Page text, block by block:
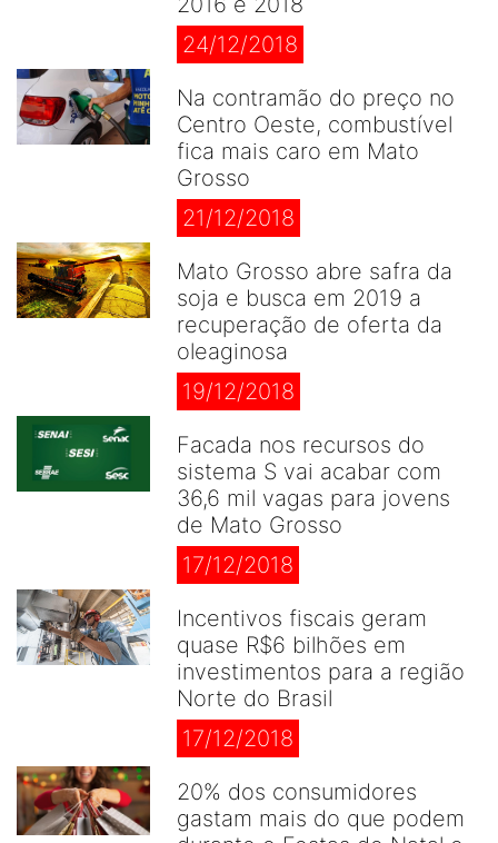
24/12/2018
Na contramão do preço no
Centro Oeste, combustível
fica mais caro em Mato
Grosso
21/12/2018
Mato Grosso abre safra da
soja e busca em 2019 a
recuperação de oferta da
oleaginosa
19/12/2018
Facada nos recursos do
sistema S vai acabar com
36,6 mil vagas para jovens
de Mato Grosso
17/12/2018
Incentivos fiscais geram
quase R$6 bilhões em
investimentos para a região
Norte do Brasil
17/12/2018
20% dos consumidores
gastam mais do que podem